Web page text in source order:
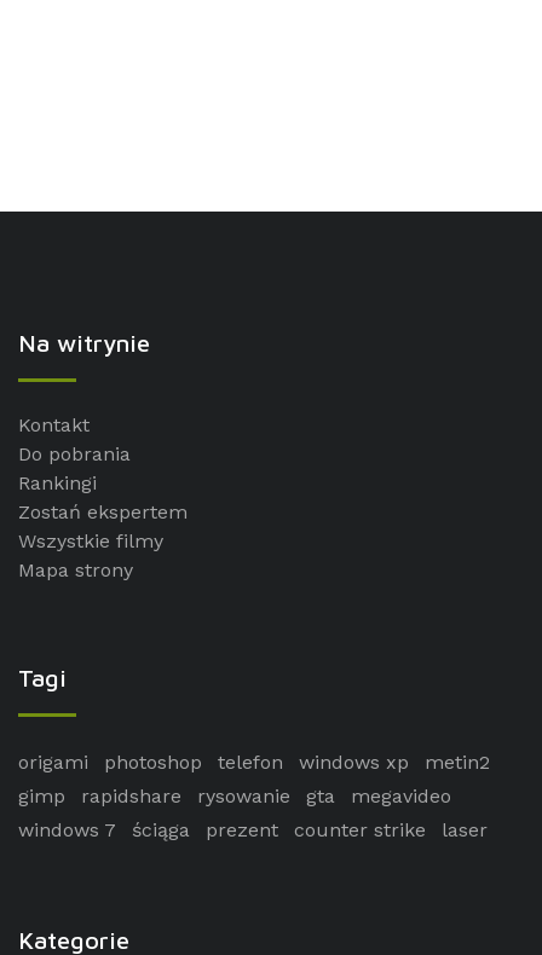
Na witrynie
Kontakt
Do pobrania
Rankingi
Zostań ekspertem
Wszystkie filmy
Mapa strony
Tagi
origami photoshop telefon windows xp
metin2
gimp
rapidshare rysowanie gta
megavideo
windows 7
ściąga prezent counter strike laser
Kategorie